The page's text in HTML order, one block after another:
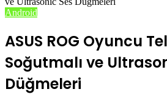
Android
ASUS ROG Oyuncu
Soğutmalı ve
Düğmeleri